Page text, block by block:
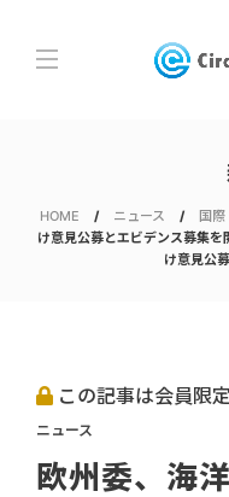
HOME ニュース 国際
け意見公募とエビデンス募集を
け意見公
この記事は会員限
ニュース
欧州委、海